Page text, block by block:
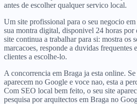
antes de escolher qualquer servico local.
Um site profissional para o seu negocio
sua montra digital, disponivel 24 horas
site continua a trabalhar para si: mostra os
marcacoes, responde a duvidas frequentes
clientes a escolhe-lo.
A concorrencia em Braga ja esta online. Se
aparecem no Google e voce nao, esta a
Com SEO local bem feito, o seu site
pesquisa por arquitectos em Braga no